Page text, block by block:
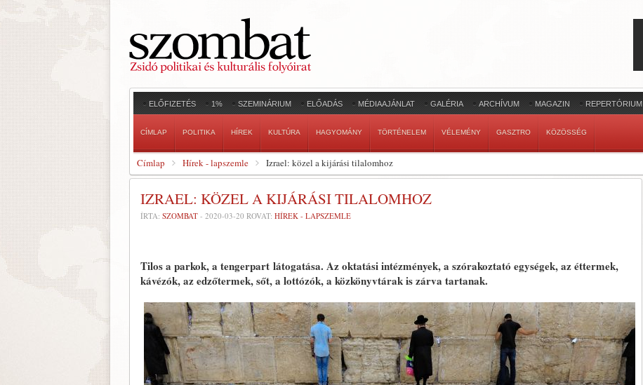
ELŐFIZETÉS 1% SZEMINÁRIUM ELŐADÁS MÉDIAAJÁNLAT GALÉRIA ARCHÍVUM MAGAZIN REPERTÓRIUM
CÍMLAP POLITIKA HÍREK KULTÚRA HAGYOMÁNY TÖRTÉNELEM VÉLEMÉNY GASZTRO KÖZÖSSÉG
Címlap Hírek - lapszemle Izrael: közel a kijárási tilalomhoz
IZRAEL: KÖZEL A KIJÁRÁSI TILALOMHOZ
ÍRTA: SZOMBAT - 2020-03-20 ROVAT: HÍREK - LAPSZEMLE
Tilos a parkok, a tengerpart látogatása. Az oktatási intézmények, a szórakoztató egységek, az éttermek,
kávézók, az edzőtermek, sőt, a lottózók, a közkönyvtárak is zárva tartanak.